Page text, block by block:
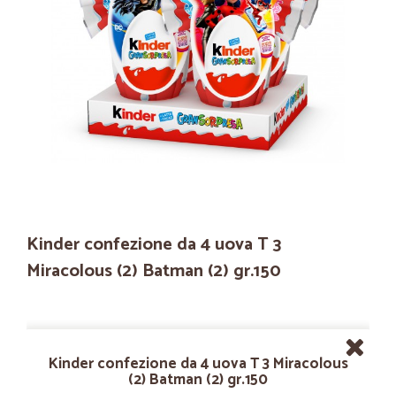
Kinder confezione da 4 uova T 3
Miracolous (2) Batman (2) gr.150
Kinder confezione da 4 uova T 3 Miracolous
(2) Batman (2) gr.150